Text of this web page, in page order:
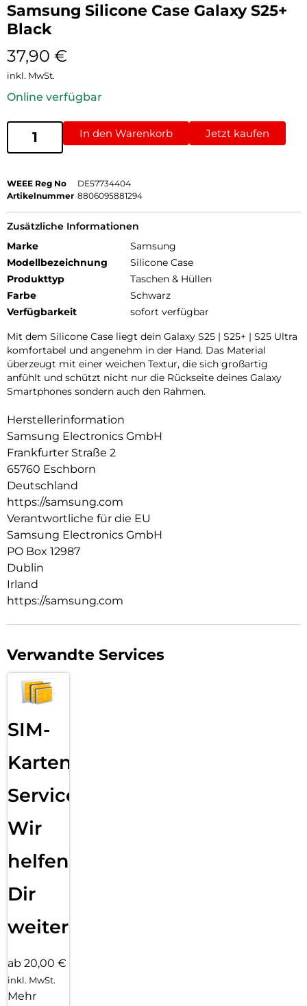
Samsung Silicone Case Galaxy S25+
Black
37,90 €
inkl. MwSt.
Online verfügbar
In den Warenkorb Jetzt kaufen
WEEE Reg No
DE57734404
Artikelnummer 8806095881294
Zusätzliche Informationen
Marke
Samsung
Modellbezeichnung
Silicone Case
Produkttyp
Taschen & Hüllen
Farbe
Schwarz
Verfügbarkeit
sofort verfügbar
Mit dem Silicone Case liegt dein Galaxy S25 | S25+ | S25 Ultra
komfortabel und angenehm in der Hand. Das Material
überzeugt mit einer weichen Textur, die sich großartig
anfühlt und schützt nicht nur die Rückseite deines Galaxy
Smartphones sondern auch den Rahmen.
Herstellerinformation
Samsung Electronics GmbH
Frankfurter Straße 2
65760 Eschborn
Deutschland
https://samsung.com
Verantwortliche für die EU
Samsung Electronics GmbH
PO Box 12987
Dublin
Irland
https://samsung.com
Verwandte Services
SIM-
Karten
Service:
Wir
helfen
Dir
weiter
ab 20,00 €
inkl. MwSt.
Mehr